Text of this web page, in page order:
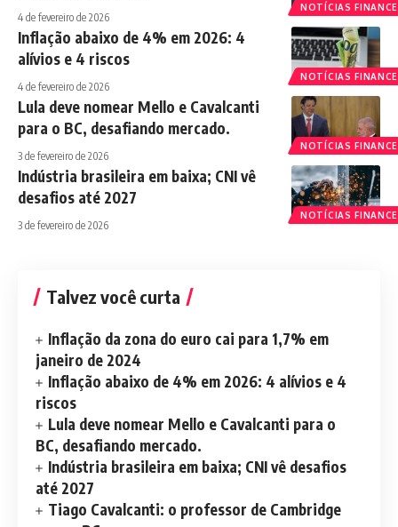
NOTÍCIAS
4 de fevereiro de 2026
NOTÍCIAS
Inflação abaixo de 4% em 2026: 4
alívios e 4 riscos
4 de fevereiro de 2026
NOTÍCIAS
Lula deve nomear Mello e Cavalcanti
para o BC, desafiando mercado.
3 de fevereiro de 2026
NOTÍCIAS
Indústria brasileira em baixa; CNI vê
desafios até 2027
3 de fevereiro de 2026
Talvez você curta
Inflação da zona do euro cai para 1,7% em
janeiro de 2024
Inflação abaixo de 4% em 2026: 4 alívios e 4
riscos
Lula deve nomear Mello e Cavalcanti para o
BC, desafiando mercado.
Indústria brasileira em baixa; CNI vê desafios
até 2027
Tiago Cavalcanti: o professor de Cambridge